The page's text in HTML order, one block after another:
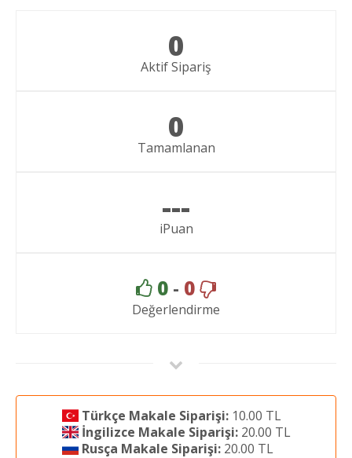
0
Aktif Sipariş
0
Tamamlanan
---
iPuan
0 - 0
Değerlendirme
Türkçe Makale Siparişi:10.00 TL
İngilizce Makale Siparişi:20.00 TL
Rusça Makale Siparişi:20.00 TL